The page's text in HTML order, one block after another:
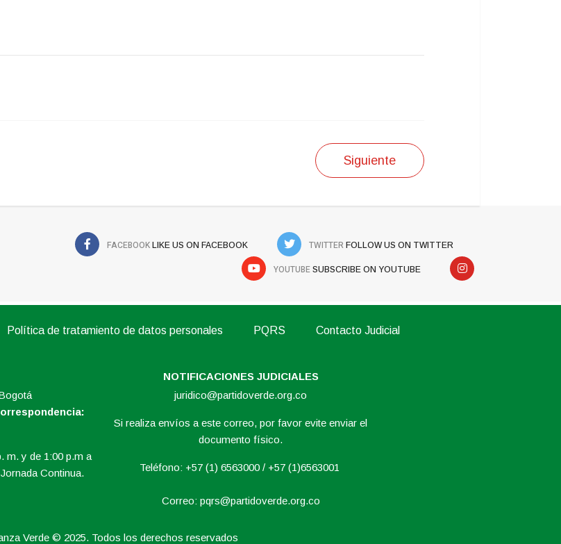
Siguiente
FACEBOOK LIKE US ON FACEBOOK TWITTER FOLLOW US ON TWITTER
YOUTUBE SUBSCRIBE ON YOUTUBE
Política de tratamiento de datos personales PQRS Contacto Judicial
NOTIFICACIONES JUDICIALES
m. y de 1:00 p.m a
Continua.
juridico@partidoverde.org.co
Si realiza envíos a este correo, por favor evite enviar el
documento físico.
Teléfono: +57 (1) 6563000 / +57 (1)6563001
Correo: pqrs@partidoverde.org.co
Verde © 2025. Todos los derechos reservados